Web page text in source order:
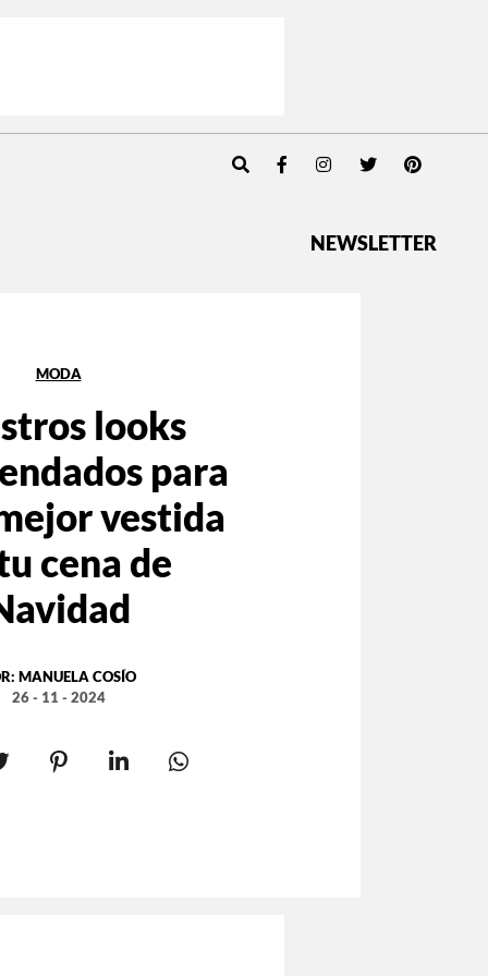
NEWSLETTER
MODA
looks
para
vestida
cena de
MANUELA COSÍO
26 - 11 - 2024